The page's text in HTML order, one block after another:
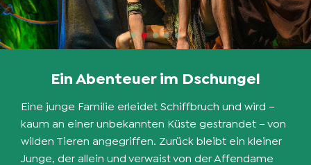
Ein Abenteuer im Dschungel
Eine junge Familie erleidet Schiffbruch und wird –
kaum an einer unbekannten Küste gestrandet – von
wilden Tieren angegriffen. Zurück bleibt ein kleiner
Junge, der allein und verwaist von der Affendame